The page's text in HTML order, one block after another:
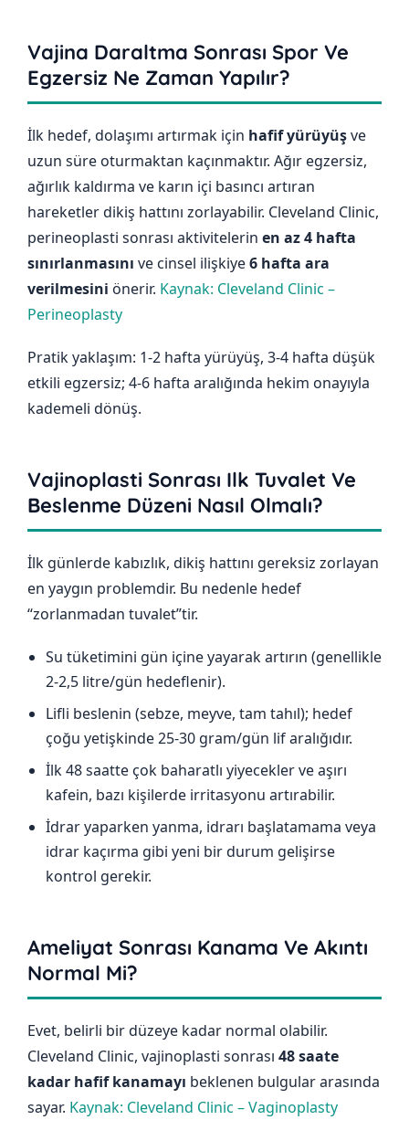
Vajina Daraltma Sonrası Spor Ve
Egzersiz Ne Zaman Yapılır?
İlk hedef, dolaşımı artırmak için hafif yürüyüşve
uzun süre oturmaktan kaçınmaktır. Ağır egzersiz,
ağırlık kaldırma ve karın içi basıncı artıran
hareketler dikiş hattını zorlayabilir. Cleveland Clinic,
perineoplasti sonrası aktivitelerin en az 4 hafta
sınırlanmasını ve cinsel ilişkiye6 hafta ara
verilmesini önerir. Kaynak: Cleveland Clinic –
Perineoplasty
Pratik yaklaşım: 1-2 hafta yürüyüş, 3-4 hafta düşük
etkili egzersiz; 4-6 hafta aralığında hekim onayıyla
kademeli dönüş.
Vajinoplasti Sonrası Ilk Tuvalet Ve
Beslenme Düzeni Nasıl Olmalı?
İlk günlerde kabızlık, dikiş hattını gereksiz zorlayan
en yaygın problemdir. Bu nedenle hedef
“zorlanmadan tuvalet”tir.
Su tüketimini gün içine yayarak artırın (genellikle
2-2,5 litre/gün hedeflenir).
Lifli beslenin (sebze, meyve, tam tahıl); hedef
çoğu yetişkinde 25-30 gram/gün lif aralığıdır.
İlk 48 saatte çok baharatlı yiyecekler ve aşırı
kafein, bazı kişilerde irritasyonu artırabilir.
İdrar yaparken yanma, idrarı başlatamama veya
idrar kaçırma gibi yeni bir durum gelişirse
kontrol gerekir.
Ameliyat Sonrası Kanama Ve Akıntı
Normal Mi?
Evet, belirli bir düzeye kadar normal olabilir.
Cleveland Clinic, vajinoplasti sonrası 48 saate
kadar hafif kanamayı beklenen bulgular arasında
sayar. Kaynak: Cleveland Clinic – Vaginoplasty